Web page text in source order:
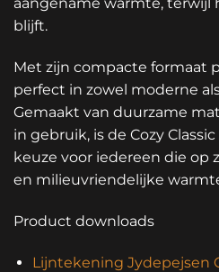
blijft.
Met zijn compacte formaat
perfect in zowel moderne
Gemaakt van duurzame
in gebruik, is de Cozy
keuze voor iedereen die op
en milieuvriendelijke
Product downloads
Lijntekening Jydepejsen